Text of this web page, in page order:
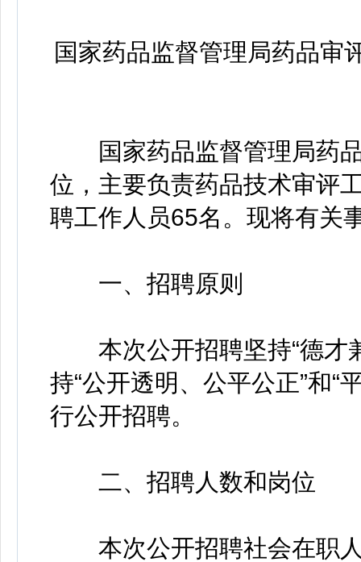
国家药品监督管理局药品审
国家药品监督管理局药品
位，主要负责药品技术审评
聘工作人员65名。现将有关
一、招聘原则
本次公开招聘坚持“德才
持“公开透明、公平公正”和“
行公开招聘。
二、招聘人数和岗位
本次公开招聘社会在职人